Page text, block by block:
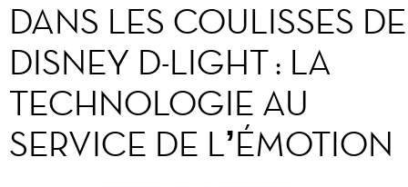
DANS LES COULISSES DE
DISNEY D-LIGHT : LA
TECHNOLOGIE AU
SERVICE DE L’ÉMOTION